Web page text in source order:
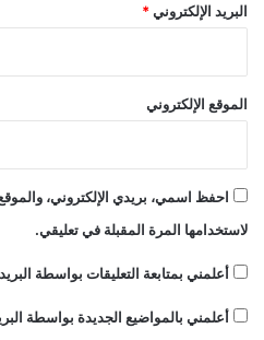
البريد الإلكتروني*
الموقع الإلكتروني
احفظ اسمي، بريدي الإلكتروني،
لاستخدامها المرة المقبلة في تعليقي.
أعلمني بمتابعة التعليقات بواسطة
أعلمني بالمواضيع الجديدة بواسطة